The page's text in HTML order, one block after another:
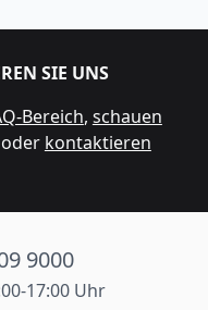
SIE UNS
Bereich, schauen
oder kontaktieren
9000
17:00 Uhr